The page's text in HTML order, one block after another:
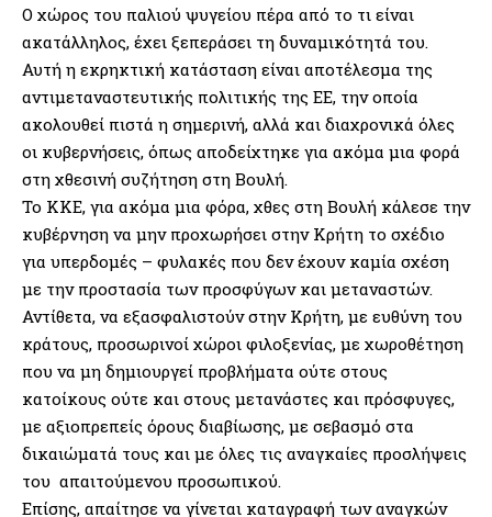
Ο χώρος του παλιού ψυγείου πέρα από το τι είναι
ακατάλληλος, έχει ξεπεράσει τη δυναμικότητά του.
Αυτή η εκρηκτική κατάσταση είναι αποτέλεσμα της
αντιμεταναστευτικής πολιτικής της ΕΕ, την οποία
ακολουθεί πιστά η σημερινή, αλλά και διαχρονικά όλες
οι κυβερνήσεις, όπως αποδείχτηκε για ακόμα μια φορά
στη χθεσινή συζήτηση στη Βουλή.
Το ΚΚΕ, για ακόμα μια φόρα, χθες στη Βουλή κάλεσε την
κυβέρνηση να μην προχωρήσει στην Κρήτη το σχέδιο
για υπερδομές – φυλακές που δεν έχουν καμία σχέση
με την προστασία των προσφύγων και μεταναστών.
Αντίθετα, να εξασφαλιστούν στην Κρήτη, με ευθύνη του
κράτους, προσωρινοί χώροι φιλοξενίας, με χωροθέτηση
που να μη δημιουργεί προβλήματα ούτε στους
κατοίκους ούτε και στους μετανάστες και πρόσφυγες,
με αξιοπρεπείς όρους διαβίωσης, με σεβασμό στα
δικαιώματά τους και με όλες τις αναγκαίες προσλήψεις
του απαιτούμενου προσωπικού.
Επίσης, απαίτησε να γίνεται καταγραφή των αναγκών